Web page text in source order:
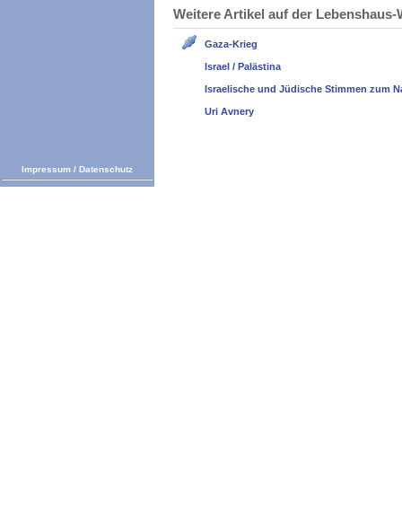
Weitere Artikel auf der
Gaza-Krieg
Israel / Palästina
Israelische und Jüdische Stimmen zum
Uri Avnery
Impressum / Datenschutz